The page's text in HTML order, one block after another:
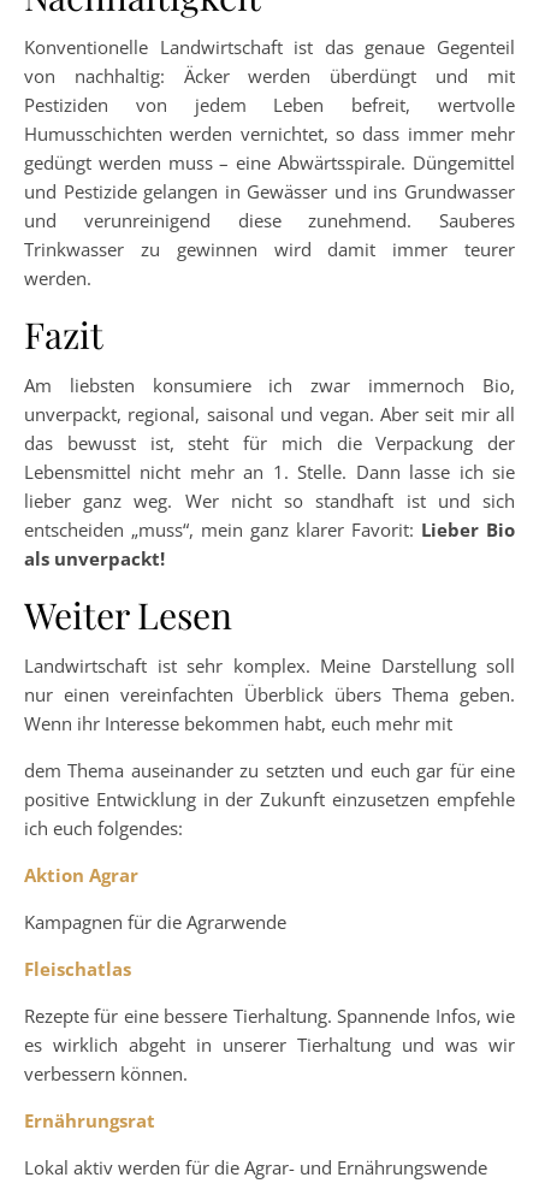
Konventionelle Landwirtschaft ist das genaue Gegenteil
von nachhaltig: Äcker werden überdüngt und mit
Pestiziden von jedem Leben befreit, wertvolle
Humusschichten werden vernichtet, so dass immer mehr
gedüngt werden muss – eine Abwärtsspirale. Düngemittel
und Pestizide gelangen in Gewässer und ins Grundwasser
und verunreinigend diese zunehmend. Sauberes
Trinkwasser zu gewinnen wird damit immer teurer
werden.
Fazit
Am liebsten konsumiere ich zwar immernoch Bio,
unverpackt, regional, saisonal und vegan. Aber seit mir all
das bewusst ist, steht für mich die Verpackung der
Lebensmittel nicht mehr an 1. Stelle. Dann lasse ich sie
lieber ganz weg. Wer nicht so standhaft ist und sich
entscheiden „muss“, mein ganz klarer Favorit: Lieber Bio
als unverpackt!
Weiter Lesen
Landwirtschaft ist sehr komplex. Meine Darstellung soll
nur einen vereinfachten Überblick übers Thema geben.
Wenn ihr Interesse bekommen habt, euch mehr mit
dem Thema auseinander zu setzten und euch gar für eine
positive Entwicklung in der Zukunft einzusetzen empfehle
ich euch folgendes:
Aktion Agrar
Kampagnen für die Agrarwende
Fleischatlas
Rezepte für eine bessere Tierhaltung. Spannende Infos, wie
es wirklich abgeht in unserer Tierhaltung und was wir
verbessern können.
Ernährungsrat
Lokal aktiv werden für die Agrar- und Ernährungswende